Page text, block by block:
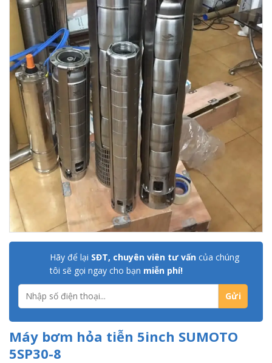
Hãy để lại SĐT, chuyên viên tư vấn của chúng
tôi sẽ gọi ngay cho bạn miễn phí!
Máy bơm hỏa tiễn 5inch SUMOTO
5SP30-8